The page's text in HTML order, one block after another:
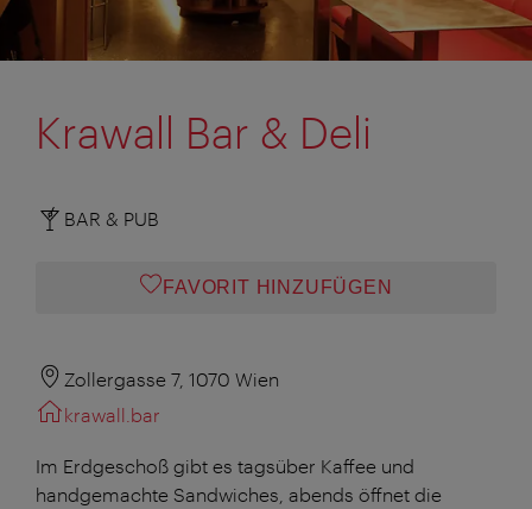
Krawall Bar & Deli
BAR & PUB
FAVORIT HINZUFÜGEN
Zollergasse 7, 1070 Wien
krawall.bar
Im Erdgeschoß gibt es tagsüber Kaffee und
handgemachte Sandwiches, abends öffnet die